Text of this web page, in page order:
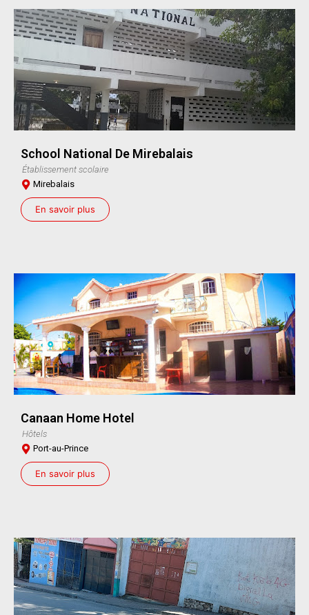
School National De Mirebalais
Établissement scolaire
Mirebalais
En savoir plus
Canaan Home Hotel
Hôtels
Port-au-Prince
En savoir plus